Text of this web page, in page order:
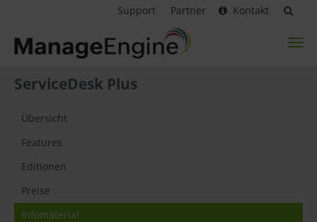
Support Partner Kontakt
ServiceDesk Plus
Übersicht
Features
Editionen
Preise
Infomaterial